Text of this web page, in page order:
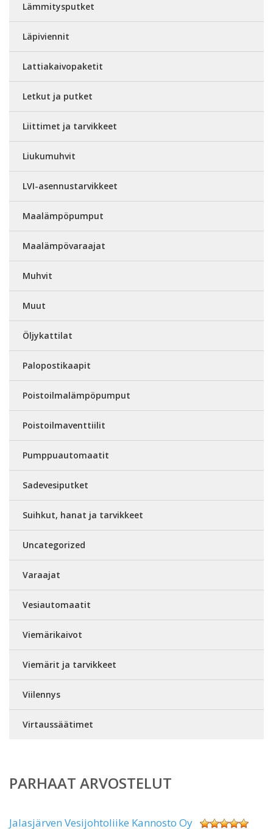
Lämmitysputket
Läpiviennit
Lattiakaivopaketit
Letkut ja putket
Liittimet ja tarvikkeet
Liukumuhvit
LVI-asennustarvikkeet
Maalämpöpumput
Maalämpövaraajat
Muhvit
Muut
Öljykattilat
Palopostikaapit
Poistoilmalämpöpumput
Poistoilmaventtiilit
Pumppuautomaatit
Sadevesiputket
Suihkut, hanat ja tarvikkeet
Uncategorized
Varaajat
Vesiautomaatit
Viemärikaivot
Viemärit ja tarvikkeet
Viilennys
Virtaussäätimet
PARHAAT ARVOSTELUT
Jalasjärven Vesijohtoliike Kannosto Oy